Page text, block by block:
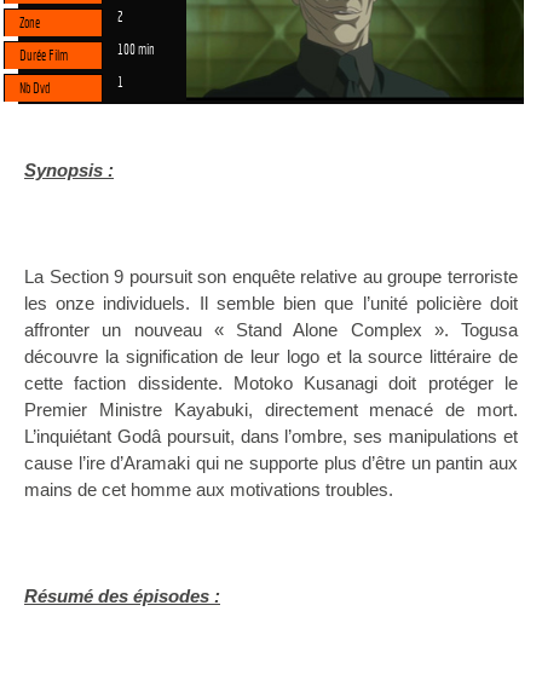
Zone
2
Durée Film 100 min
Nb Dvd 1
Synopsis :
La Section9 poursuit son enquête relative au groupe terroriste
les onze individuels. Il semble bien que l’unité policière doit
affronter un nouveau « Stand Alone Complex ». Togusa
découvre la signification de leur logo et la source littéraire de
cette faction dissidente. Motoko Kusanagi doit protéger le
Premier Ministre Kayabuki, directement menacé de mort.
L’inquiétant Godâ poursuit, dans l’ombre, ses manipulations et
cause l’ire d’Aramaki qui ne supporte plus d’être un pantin aux
mains de cet homme aux motivations troubles.
Résumé des épisodes :